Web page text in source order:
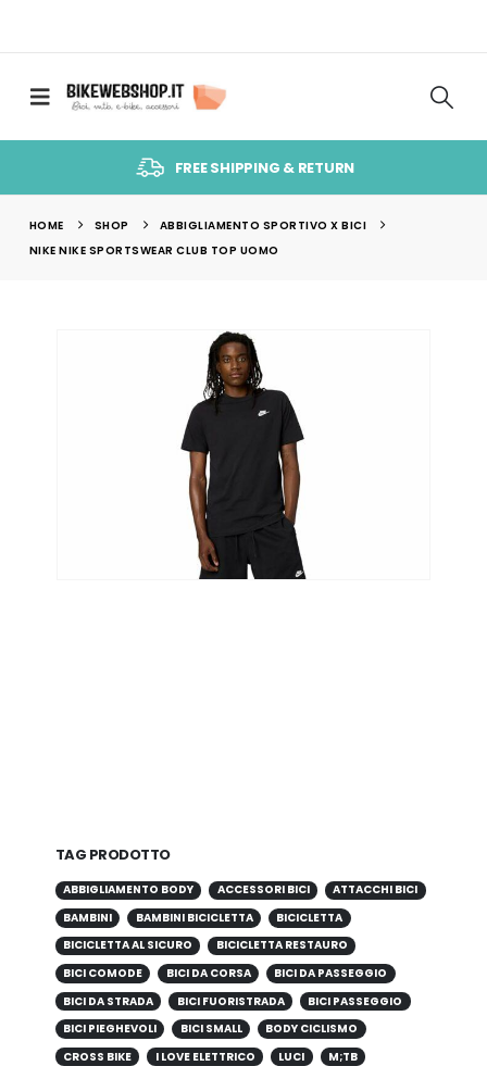
FREE SHIPPING & RETURN
HOME SHOP
ABBIGLIAMENTO SPORTIVO X BICI
NIKE NIKE SPORTSWEAR CLUB TOP UOMO
TAG PRODOTTO
ABBIGLIAMENTO BODY ACCESSORI BICI
ATTACCHI BICI
BAMBINI
BAMBINI BICICLETTA
BICICLETTA
BICICLETTA AL SICURO
BICICLETTA RESTAURO
BICI COMODE
BICI DA CORSA
BICI DA PASSEGGIO
BICI DA STRADA
BICI FUORISTRADA
BICI PASSEGGIO
BICI PIEGHEVOLI
BICI SMALL
BODY CICLISMO
CROSS BIKE
I LOVE ELETTRICO LUCI
M;TB